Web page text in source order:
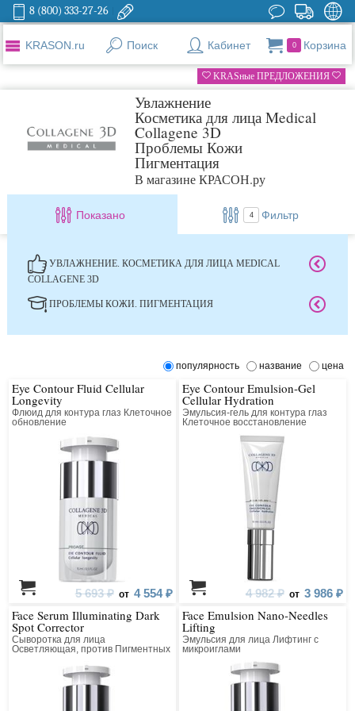
8 (800) 333-27-26
KRASON.ru Поиск Кабинет 0 Корзина
KRASные ПРЕДЛОЖЕНИЯ
Увлажнение
Косметика для лица Medical
Collagene 3D
Проблемы Кожи
Пигментация
В магазине КРАСОН.ру
Показано 4 Фильтр
УВЛАЖНЕНИЕ. КОСМЕТИКА ДЛЯ ЛИЦА MEDICAL
COLLAGENE 3D
ПРОБЛЕМЫ КОЖИ. ПИГМЕНТАЦИЯ
популярность название цена
Eye Contour Fluid Cellular
Longevity
Флюид для контура глаз Клеточное
обновление
5 693 ₽ от 4 554 ₽
Eye Contour Emulsion-Gel
Cellular Hydration
Эмульсия-гель для контура глаз
Клеточное восстановление
4 982 ₽ от 3 986 ₽
Face Serum Illuminating Dark
Spot Corrector
Сыворотка для лица
Осветляющая, против Пигментных
Face Emulsion Nano-Needles
Lifting
Эмульсия для лица Лифтинг с
микроиглами